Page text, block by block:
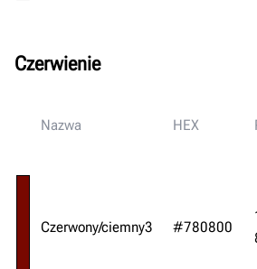
Czerwienie
Nazwa HEX
Czerwony/ciemny3 #780800